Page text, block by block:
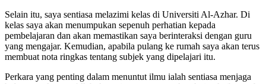
Selain itu, saya sentiasa melazimi kelas di Universiti Al-Azhar. Di
kelas saya akan menumpukan sepenuh perhatian kepada
pembelajaran dan akan memastikan saya berinteraksi dengan guru
yang mengajar. Kemudian, apabila pulang ke rumah saya akan terus
membuat nota ringkas tentang subjek yang dipelajari itu.
Perkara yang penting dalam menuntut ilmu ialah sentiasa menjaga